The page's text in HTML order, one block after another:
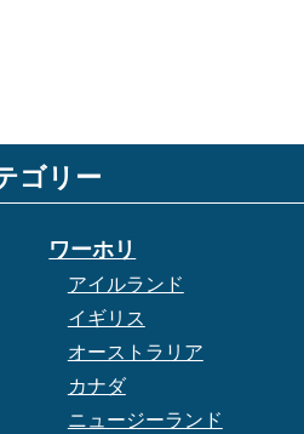
ゴリー
ワーホリ
アイルランド
イギリス
オーストラリア
カナダ
ニュージーランド